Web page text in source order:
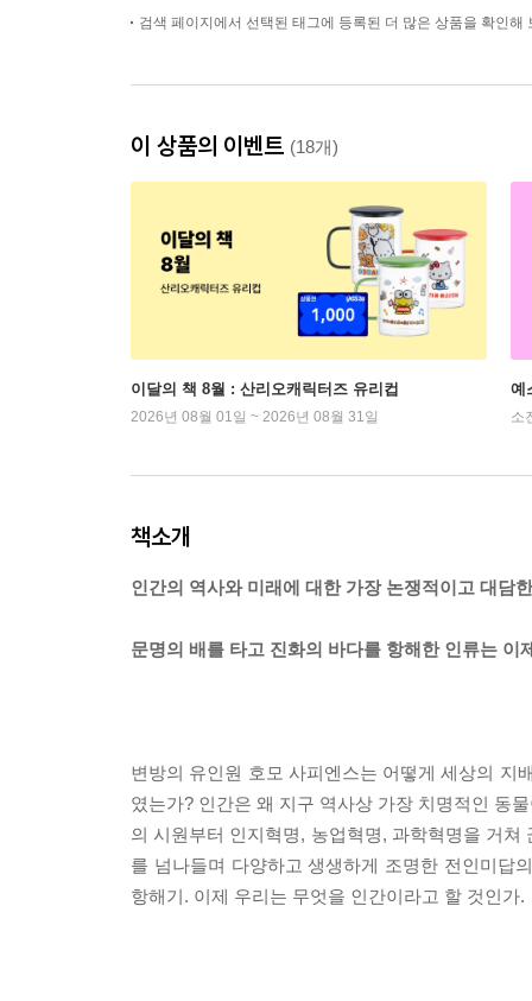
검색 페이지에서 선택된 태그에 등록된 더 많은 상품을 확인해
이 상품의 이벤트 (18개)
이달의 책 8월 : 산리오캐릭터즈 유리컵
2026년 08월 01일 ~ 2026년 08월 31일
예
소
책소개
인간의 역사와 미래에 대한 가장 논쟁적이고 대담
문명의 배를 타고 진화의 바다를 항해한 인류는 이
변방의 유인원 호모 사피엔스는 어떻게 세상의 지
였는가? 인간은 왜 지구 역사상 가장 치명적인 동
의 시원부터 인지혁명, 농업혁명, 과학혁명을 거
를 넘나들며 다양하고 생생하게 조명한 전인미답
항해기. 이제 우리는 무엇을 인간이라고 할 것인가.